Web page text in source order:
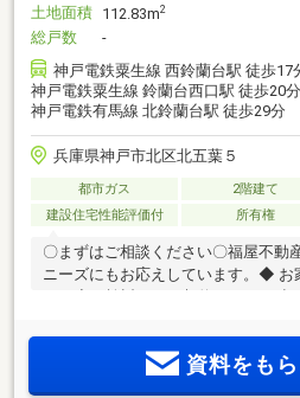
土地面積 112.83m2
総戸数
-
神戸電鉄粟生線 西鈴蘭台駅 徒歩17
神戸電鉄粟生線 鈴蘭台西口駅 徒歩20分
神戸電鉄有馬線 北鈴蘭台駅 徒歩29分
兵庫県神戸市北区北五葉５
都市ガス 2階建て
建設住宅性能評価付
所有権
〇まずはご相談ください〇福屋不動
ニーズにもお応えしています。◆ お
い◆収入や家賃から予算やローン金
します。物件購入の際に不安となる
資料をも